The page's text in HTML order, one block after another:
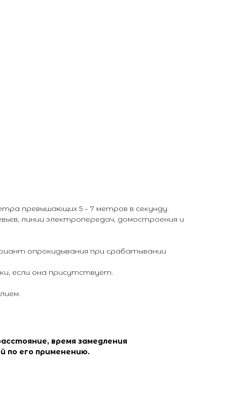
превышающих 5 – 7 метров в секунду.
линии электропередач, домостроения и
опрокидывания при срабатывании
если она присутствует.
время замедления
по его применению.